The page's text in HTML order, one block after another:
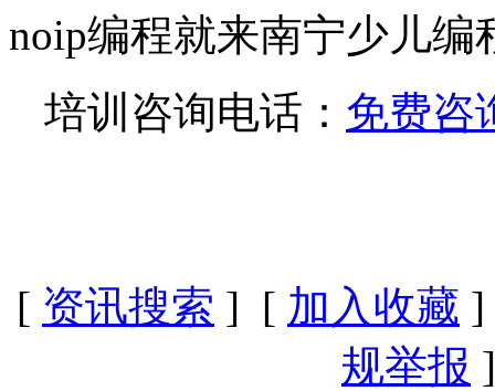
noip编程就来南宁少儿编
培训咨询电话： 免费咨
[ 资讯搜索 ] [ 加入收藏
规举报